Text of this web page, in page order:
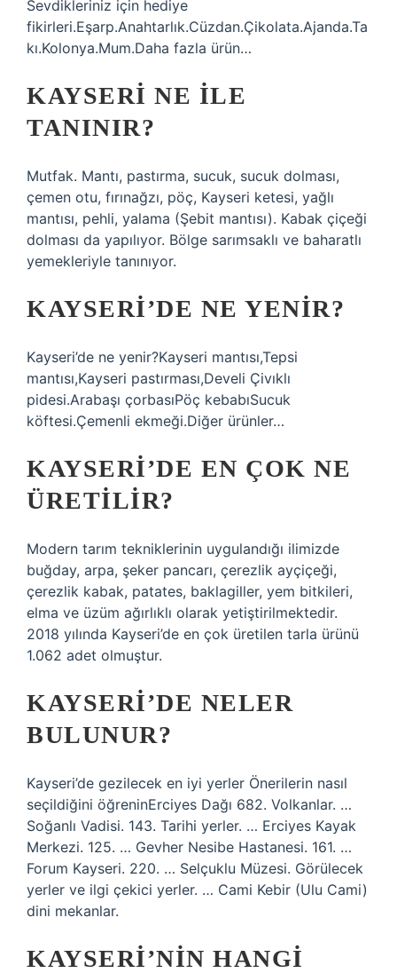
Sevdikleriniz için hediye
fikirleri.Eşarp.Anahtarlık.Cüzdan.Çikolata.Ajanda.Ta
kı.Kolonya.Mum.Daha fazla ürün…
KAYSERI NE ILE
TANINIR?
Mutfak. Mantı, pastırma, sucuk, sucuk dolması,
çemen otu, fırınağzı, pöç, Kayseri ketesi, yağlı
mantısı, pehli, yalama (Şebit mantısı). Kabak çiçeği
dolması da yapılıyor. Bölge sarımsaklı ve baharatlı
yemekleriyle tanınıyor.
KAYSERI’DE NE YENIR?
Kayseri’de ne yenir?Kayseri mantısı,Tepsi
mantısı,Kayseri pastırması,Develi Çivıklı
pidesi.Arabaşı çorbasıPöç kebabıSucuk
köftesi.Çemenli ekmeği.Diğer ürünler…
KAYSERI’DE EN ÇOK NE
ÜRETILIR?
Modern tarım tekniklerinin uygulandığı ilimizde
buğday, arpa, şeker pancarı, çerezlik ayçiçeği,
çerezlik kabak, patates, baklagiller, yem bitkileri,
elma ve üzüm ağırlıklı olarak yetiştirilmektedir.
2018 yılında Kayseri’de en çok üretilen tarla ürünü
1.062 adet olmuştur.
KAYSERI’DE NELER
BULUNUR?
Kayseri’de gezilecek en iyi yerler Önerilerin nasıl
seçildiğini öğreninErciyes Dağı 682. Volkanlar. …
Soğanlı Vadisi. 143. Tarihi yerler. … Erciyes Kayak
Merkezi. 125. … Gevher Nesibe Hastanesi. 161. …
Forum Kayseri. 220. … Selçuklu Müzesi. Görülecek
yerler ve ilgi çekici yerler. … Cami Kebir (Ulu Cami)
dini mekanlar.
KAYSERI’NIN HANGI